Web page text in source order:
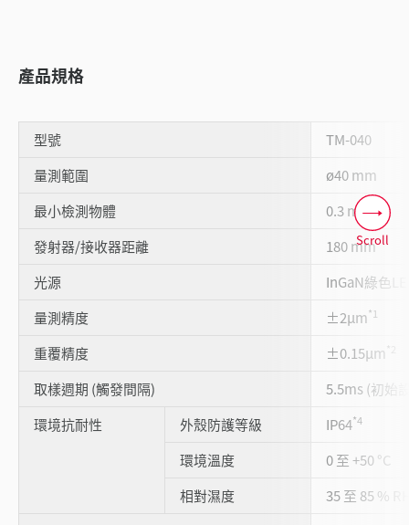
產品規格
型號
TM-040
量測範圍
ø40 mm
最小檢測物體
0.3 mm
發射器/接收器距離
180 mm
光源
InGaN綠色
量測精度
±2µm*1
重覆精度 ±0.15µm *2
取樣週期 (觸發間隔)
5.5ms (初始
環境抗耐性
外殼防護等級 IP64*4
環境溫度
0 至 +50 °C
相對濕度
35 至 85 %
Scroll